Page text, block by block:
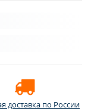
доставка по России